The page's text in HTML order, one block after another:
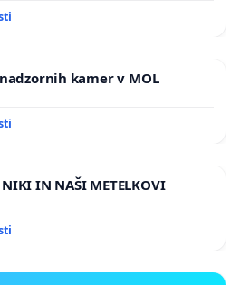
kamer v MOL
NIKI IN NAŠI METELKOVI